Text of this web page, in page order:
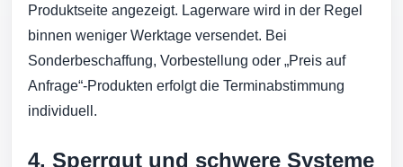
Produktseite angezeigt. Lagerware wird in der Regel
binnen weniger Werktage versendet. Bei
Sonderbeschaffung, Vorbestellung oder „Preis auf
Anfrage“-Produkten erfolgt die Terminabstimmung
individuell.
4. Sperrgut und schwere Systeme